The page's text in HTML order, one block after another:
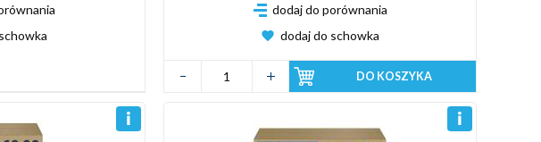
dodaj do porównania
dodaj do schowka
DO KOSZYKA